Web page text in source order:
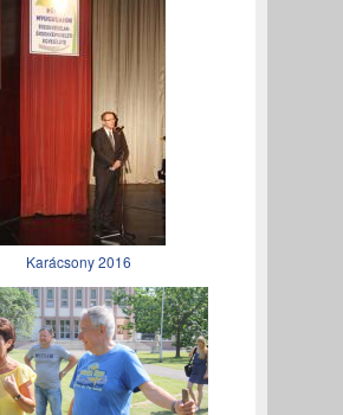
Karácsony 2016